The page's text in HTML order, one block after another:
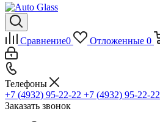
Сравнение0 Отложенные 0
Телефоны
+7 (4932) 95-22-22 +7 (4932) 95-22-22
Заказать звонок